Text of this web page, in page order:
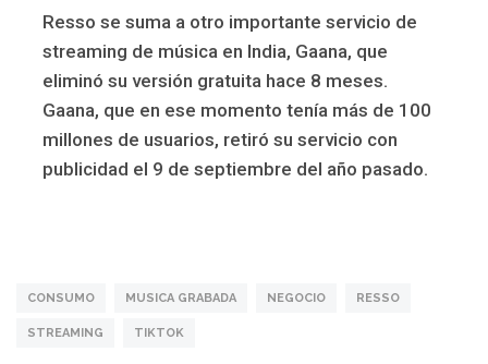
Resso se suma a otro importante servicio de
streaming de música en India, Gaana, que
eliminó su versión gratuita hace 8 meses.
Gaana, que en ese momento tenía más de 100
millones de usuarios, retiró su servicio con
publicidad el 9 de septiembre del año pasado.
CONSUMO MUSICA GRABADA NEGOCIO RESSO
STREAMING TIKTOK